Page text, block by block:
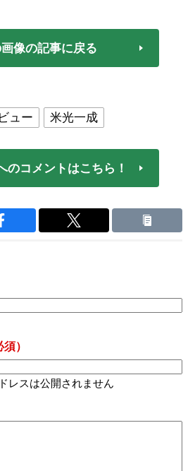
像の記事に戻る
ュー 米光一成
のコメントはこちら！
須）
レスは公開されません